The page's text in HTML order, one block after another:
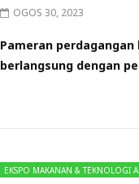
OGOS 30, 2023
Pameran
berlangsung dengan
EKSPO MAKANAN & TEKNOLOGI